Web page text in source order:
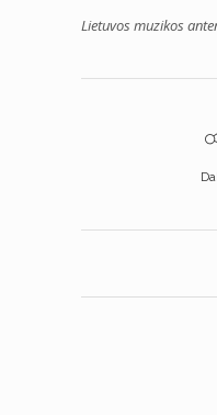
Lietuvos muzikos